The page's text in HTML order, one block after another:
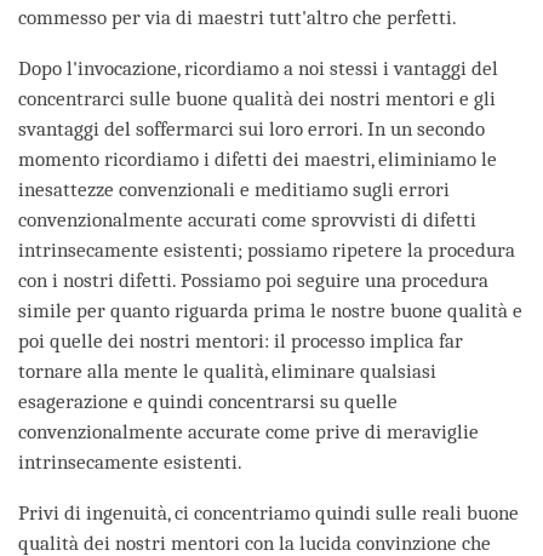
commesso per via di maestri tutt'altro che perfetti.
Dopo l'invocazione, ricordiamo a noi stessi i vantaggi del
concentrarci sulle buone qualità dei nostri mentori e gli
svantaggi del soffermarci sui loro errori. In un secondo
momento ricordiamo i difetti dei maestri, eliminiamo le
inesattezze convenzionali e meditiamo sugli errori
convenzionalmente accurati come sprovvisti di difetti
intrinsecamente esistenti; possiamo ripetere la procedura
con i nostri difetti. Possiamo poi seguire una procedura
simile per quanto riguarda prima le nostre buone qualità e
poi quelle dei nostri mentori: il processo implica far
tornare alla mente le qualità, eliminare qualsiasi
esagerazione e quindi concentrarsi su quelle
convenzionalmente accurate come prive di meraviglie
intrinsecamente esistenti.
Privi di ingenuità, ci concentriamo quindi sulle reali buone
qualità dei nostri mentori con la lucida convinzione che